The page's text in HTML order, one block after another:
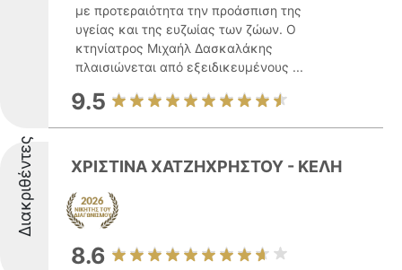
με προτεραιότητα την προάσπιση της
υγείας και της ευζωίας των ζώων. Ο
κτηνίατρος Μιχαήλ Δασκαλάκης
πλαισιώνεται από εξειδικευμένους ...
9.5
Διακριθέντες ΧΡΙΣΤΙΝΑ ΧΑΤΖΗΧΡΗΣΤΟΥ - ΚΕΛΗ
8.6